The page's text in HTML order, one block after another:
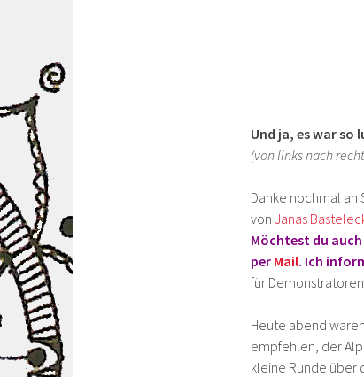
Und ja, es war so
(von links nach
Danke nochmal an
von Janas
Möchtest du auch
per Mail. Ich
für
Heute abend
empfehlen, der
kleine Runde über